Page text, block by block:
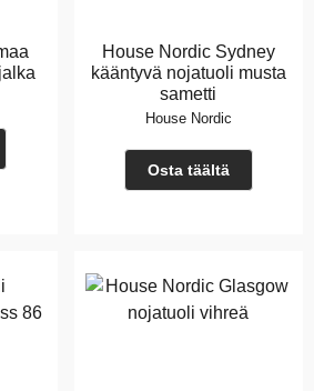
House Nordic Sydney
kääntyvä nojatuoli musta
sametti
House Nordic
Osta täältä